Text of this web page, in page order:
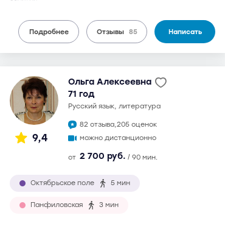
Подробнее Отзывы 85 Написать
9,4
Ольга Алексеевна
71 год
русский язык, литература
82 отзыва,205 оценок
можно дистанционно
от 2 700 руб. / 90 мин.
Октябрьское поле 5 мин
Панфиловская 3 мин